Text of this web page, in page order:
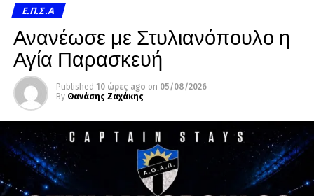
Ε.Π.Σ.Α
Ανανέωσε με Στυλιανόπουλο η
Αγία Παρασκευή
Published 10 ώρες ago on 05/08/2026
By Θανάσης Ζαχάκης